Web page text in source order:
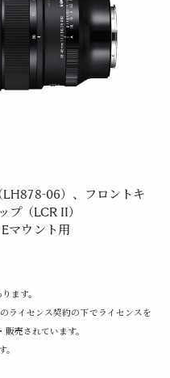
06）、フロントキ
プ（LCR II）
マウント用
ます。
ライセンス契約の下でライセンスを
売されています。